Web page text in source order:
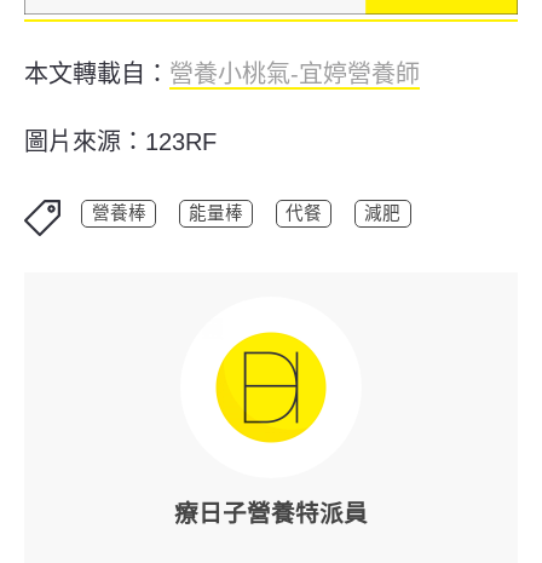
本文轉載自： 營養小桃氣-宜婷營養師
圖片來源：123RF
營養棒 能量棒 代餐 減肥
療日子營養特派員